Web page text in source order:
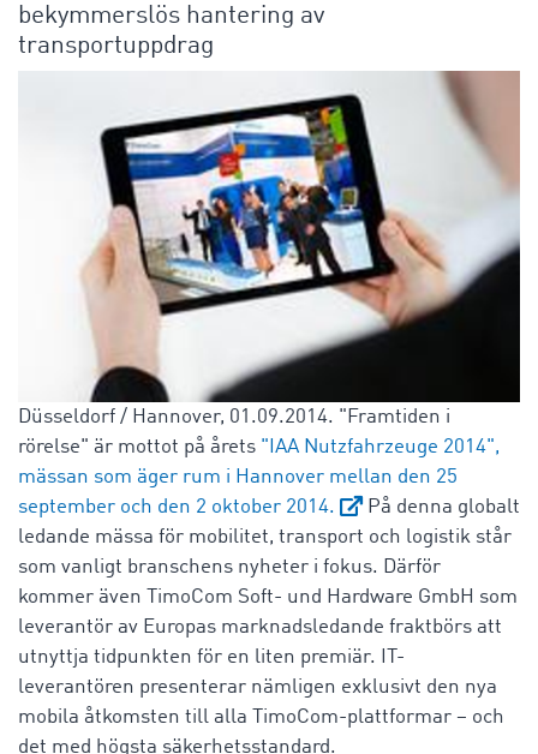
bekymmerslös hantering av
transportuppdrag
Düsseldorf / Hannover, 01.09.2014. "Framtiden i
rörelse" är mottot på årets "IAA Nutzfahrzeuge 2014",
mässan som äger rum i Hannover mellan den 25
september och den 2 oktober 2014.
På denna globalt
ledande mässa för mobilitet, transport och logistik står
som vanligt branschens nyheter i fokus. Därför
kommer även TimoCom Soft- und Hardware GmbH som
leverantör av Europas marknadsledande fraktbörs att
utnyttja tidpunkten för en liten premiär. IT-
leverantören presenterar nämligen exklusivt den nya
mobila åtkomsten till alla TimoCom-plattformar – och
det med högsta säkerhetsstandard.